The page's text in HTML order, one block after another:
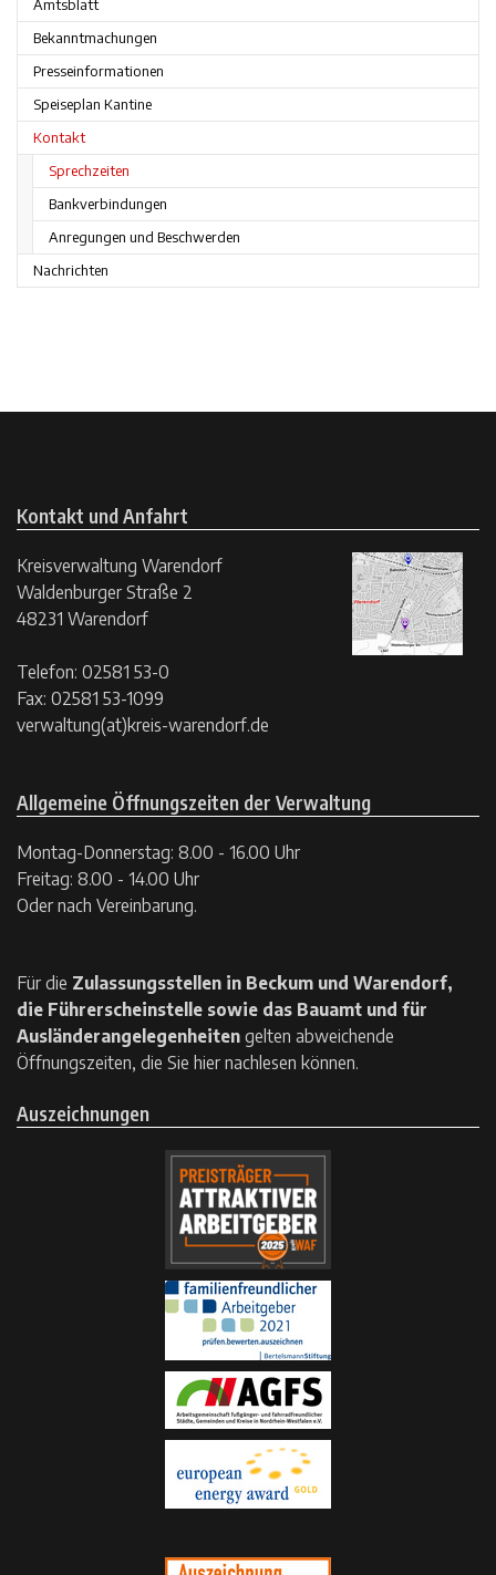
Amtsblatt
Bekanntmachungen
Presseinformationen
Speiseplan Kantine
Kontakt
Sprechzeiten
Bankverbindungen
Anregungen und Beschwerden
Nachrichten
Kontakt und Anfahrt
Kreisverwaltung Warendorf
Waldenburger Straße 2
48231 Warendorf
Telefon: 02581 53-0
Fax: 02581 53-1099
verwaltung(at)kreis-warendorf.de
Allgemeine Öffnungszeiten der Verwaltung
Montag-Donnerstag: 8.00 - 16.00 Uhr
Freitag: 8.00 - 14.00 Uhr
Oder nach Vereinbarung.
Für die Zulassungsstellen in Beckum und Warendorf,
die Führerscheinstelle sowie das Bauamt und für
Ausländerangelegenheiten gelten abweichende
Öffnungszeiten, die Sie hier nachlesen können.
Auszeichnungen